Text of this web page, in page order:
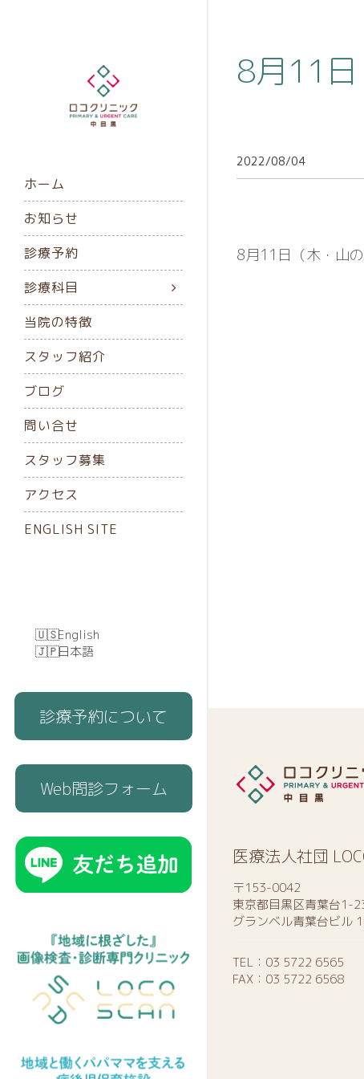
ホーム
お知らせ
診療予約
診療科目
当院の特徴
スタッフ紹介
ブログ
問い合せ
スタッフ募集
アクセス
ENGLISH SITE
English
日本語
診療予約について
Web問診フォーム
8月11
2022/08/04
8月11日（木・山
医療法人社団
〒153-0042
東京都目黒区青葉台1-
グランベル青葉台ビル
TEL： 03 5722 6565
FAX：03 5722 6568